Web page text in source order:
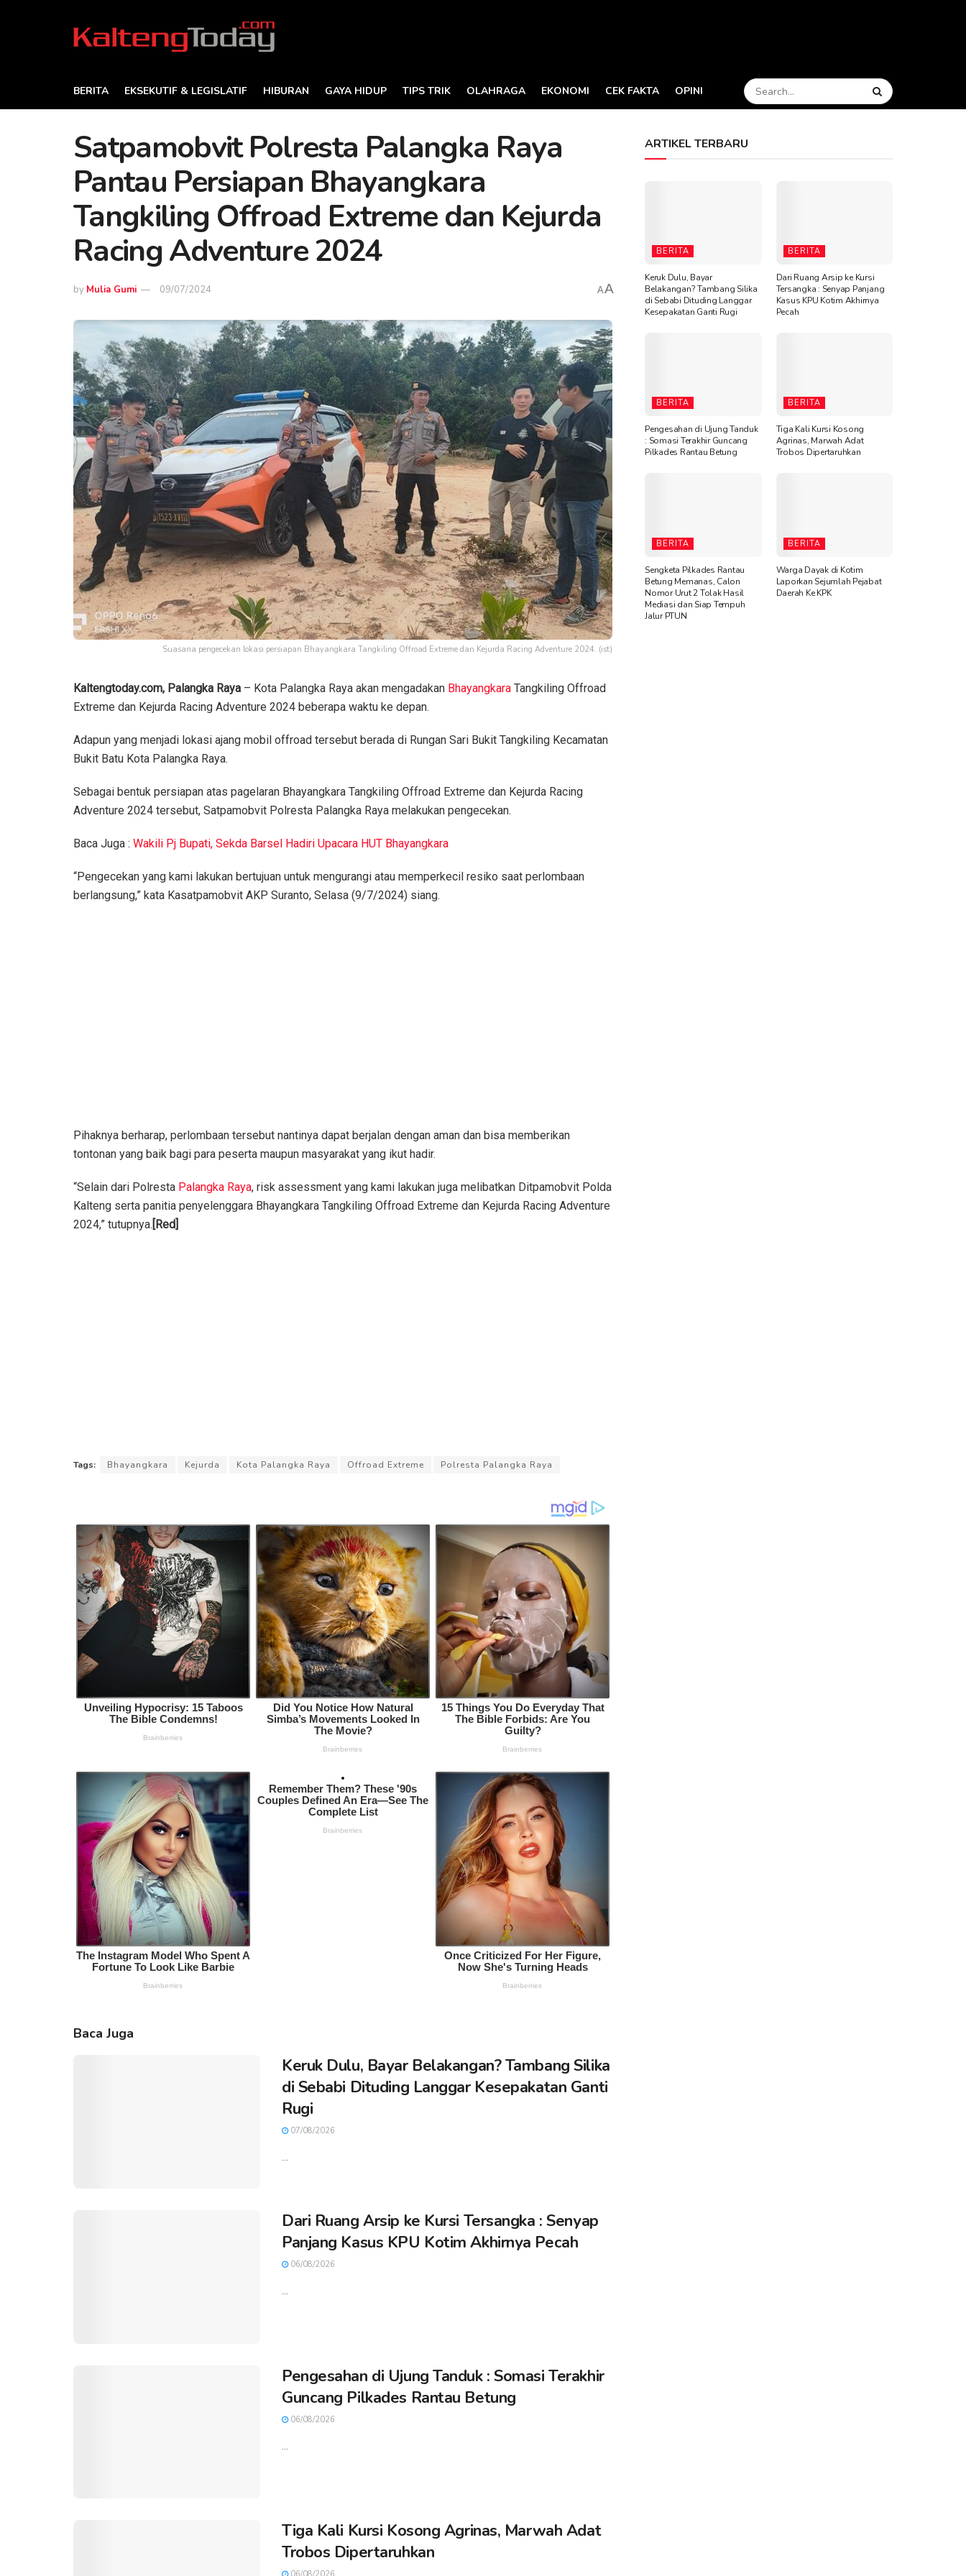
BERITA EKSEKUTIF & LEGISLATIF HIBURAN GAYA HIDUP TIPS TRIK OLAHRAGA EKONOMI CEK FAKTA OPINI
Satpamobvit Polresta Palangka Raya
Pantau Persiapan Bhayangkara
Tangkiling Offroad Extreme dan Kejurda
Racing Adventure 2024
by Mulia Gumi 09/07/2024 AA
Suasana pengecekan lokasi persiapan Bhayangkara Tangkiling Offroad Extreme dan Kejurda Racing Adventure 2024. (ist)
Kaltengtoday.com, Palangka Raya – Kota Palangka Raya akan mengadakan Bhayangkara Tangkiling Offroad
Extreme dan Kejurda Racing Adventure 2024 beberapa waktu ke depan.
Adapun yang menjadi lokasi ajang mobil offroad tersebut berada di Rungan Sari Bukit Tangkiling Kecamatan
Bukit Batu Kota Palangka Raya.
Sebagai bentuk persiapan atas pagelaran Bhayangkara Tangkiling Offroad Extreme dan Kejurda Racing
Adventure 2024 tersebut, Satpamobvit Polresta Palangka Raya melakukan pengecekan.
Baca Juga : Wakili Pj Bupati, Sekda Barsel Hadiri Upacara HUT Bhayangkara
“Pengecekan yang kami lakukan bertujuan untuk mengurangi atau memperkecil resiko saat perlombaan
berlangsung,” kata Kasatpamobvit AKP Suranto, Selasa (9/7/2024) siang.
Pihaknya berharap, perlombaan tersebut nantinya dapat berjalan dengan aman dan bisa memberikan
tontonan yang baik bagi para peserta maupun masyarakat yang ikut hadir.
“Selain dari Polresta Palangka Raya, risk assessment yang kami lakukan juga melibatkan Ditpamobvit Polda
Kalteng serta panitia penyelenggara Bhayangkara Tangkiling Offroad Extreme dan Kejurda Racing Adventure
2024,” tutupnya. [Red]
Tags: Bhayangkara Kejurda Kota Palangka Raya Offroad Extreme Polresta Palangka Raya
Baca Juga
Keruk Dulu, Bayar Belakangan? Tambang Silika
di Sebabi Dituding Langgar Kesepakatan Ganti
Rugi
07/08/2026
Dari Ruang Arsip ke Kursi Tersangka : Senyap
Panjang Kasus KPU Kotim Akhirnya Pecah
06/08/2026
Pengesahan di Ujung Tanduk : Somasi Terakhir
Guncang Pilkades Rantau Betung
06/08/2026
Tiga Kali Kursi Kosong Agrinas, Marwah Adat
Trobos Dipertaruhkan
ARTIKEL TERBARU
BERITA
Keruk Dulu, Bayar
Belakangan? Tambang Silika
di Sebabi Dituding Langgar
Kesepakatan Ganti Rugi
BERITA
Dari Ruang Arsip ke Kursi
Tersangka : Senyap Panjang
Kasus KPU Kotim Akhirnya
Pecah
BERITA
Pengesahan di Ujung Tanduk
: Somasi Terakhir Guncang
Pilkades Rantau Betung
BERITA
Tiga Kali Kursi Kosong
Agrinas, Marwah Adat
Trobos Dipertaruhkan
BERITA
Sengketa Pilkades Rantau
Betung Memanas, Calon
Nomor Urut 2 Tolak Hasil
Mediasi dan Siap Tempuh
Jalur PTUN
BERITA
Warga Dayak di Kotim
Laporkan Sejumlah Pejabat
Daerah Ke KPK